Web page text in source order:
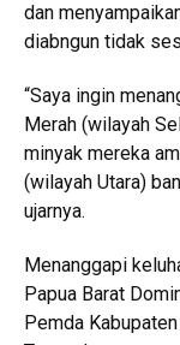
dan
diabngun tidak
“Saya ingin
Merah (wilayah
minyak mereka
(wilayah Utara)
ujarnya.
Menanggapi
Papua Barat
Pemda